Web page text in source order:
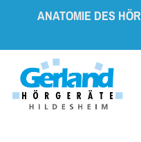
Zum Inhalt springen
ANATOMIE DES